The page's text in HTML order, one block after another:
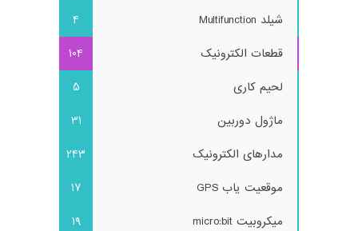
شیلد Multifunction
4
قطعات الکترونیک
104
لحیم کاری
5
ماژول دوربین
31
مدارهای الکترونیک
243
موقعیت یاب GPS
17
میکروبیت micro:bit
19